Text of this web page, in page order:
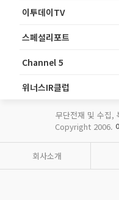
이투데이TV
스페셜리포트
Channel 5
위너스IR클럽
무단전재 및 수집,
Copyright 2006.
회사소개